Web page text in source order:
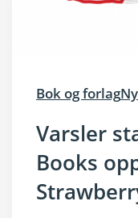
Bok og forlag
Varsler
Books